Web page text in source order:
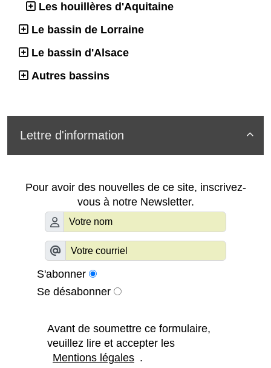
Les houillères d'Aquitaine
Le bassin de Lorraine
Le bassin d'Alsace
Autres bassins

Lettre d'information
Pour avoir des nouvelles de ce site, inscrivez-
vous à notre Newsletter.
S'abonner
Se désabonner
Avant de soumettre ce formulaire,
veuillez lire et accepter les
Mentions légales .